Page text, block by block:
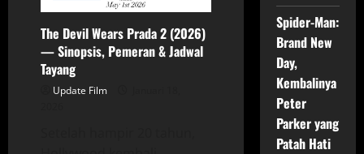
The Devil Wears Prada 2 (2026)
— Sinopsis, Pemeran & Jadwal
Tayang
Update Film
Spider-Man:
Brand New
Day,
Kembalinya
Peter
Parker yang
Patah Hati